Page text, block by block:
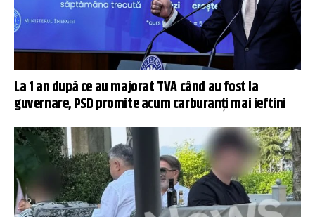
La 1 an după ce au majorat TVA când au fost la
guvernare, PSD promite acum carburanți mai ieftini